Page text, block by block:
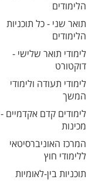
הלימודים
תואר שני - כל תוכניות
הלימודים
לימודי תואר שלישי -
דוקטורט
לימודי תעודה ולימודי
המשך
לימודים קדם אקדמיים -
מכינות
המרכז האוניברסיטאי
ללימודי חוץ
תוכניות בין-לאומיות